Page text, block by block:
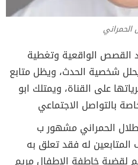
الحمراني
القصص الواقعية وتغطية
شخصية الحدث، ويظل متابع
على القناة، ويمتلك ابو
بالتواصل الاجتماعي
الحمراني مشهور ب
المتابعين له فقد تعلق به
لقضية خاطفة الاطفال مريم